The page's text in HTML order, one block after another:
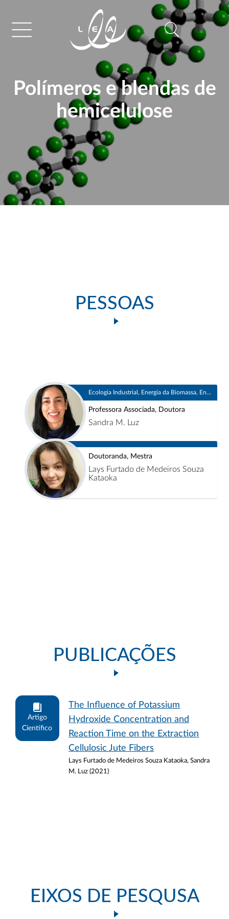
Polímeros e blendas de
hemicelulose
PESSOAS
Ecologia Industrial, Energia da Biomassa, Energia e Sustentabilidade
Professora Associada, Doutora
Sandra M. Luz
Doutoranda, Mestra
Lays Furtado de Medeiros Souza
Kataoka
PUBLICAÇÕES
Artigo
Científico
The Influence of Potassium
Hydroxide Concentration and
Reaction Time on the Extraction
Cellulosic Jute Fibers
Lays Furtado de Medeiros Souza Kataoka, Sandra
M. Luz (2021)
EIXOS DE PESQUSA